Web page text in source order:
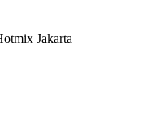
Jakarta